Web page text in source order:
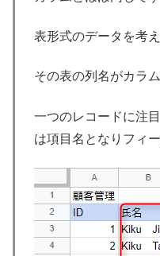
表形式のデータを考え
その表の列名がカラ
一つのレコードに注
は項目名となりフィ